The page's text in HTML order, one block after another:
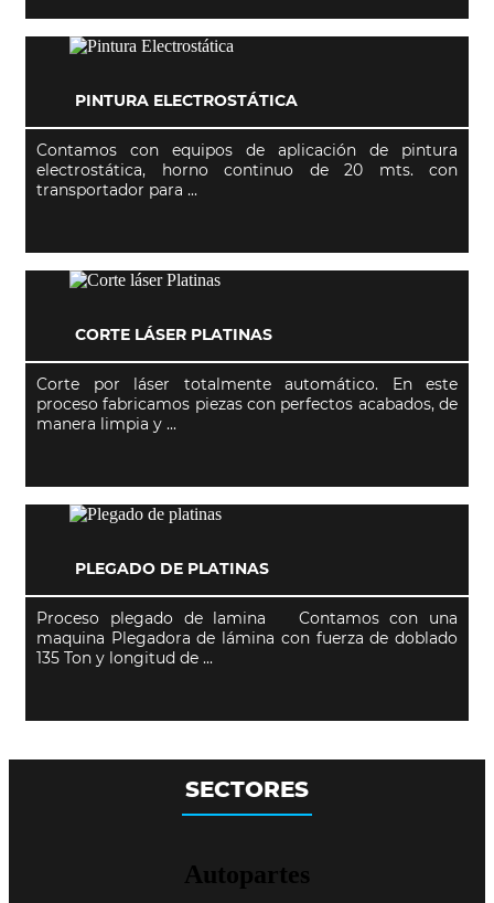
PINTURA ELECTROSTÁTICA
Contamos con equipos de aplicación de pintura
electrostática, horno continuo de 20 mts. con
transportador para ...
CORTE LÁSER PLATINAS
Corte por láser totalmente automático. En este
proceso fabricamos piezas con perfectos acabados, de
manera limpia y ...
PLEGADO DE PLATINAS
Proceso plegado de lamina Contamos con una
maquina Plegadora de lámina con fuerza de doblado
135 Ton y longitud de ...
SECTORES
Autopartes